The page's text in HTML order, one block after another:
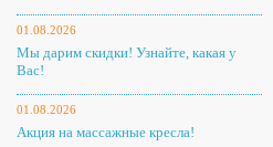
01.08.2026
Мы дарим скидки! Узнайте, какая у
Вас!
01.08.2026
Акция на массажные кресла!